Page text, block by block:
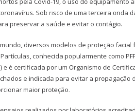
Sob risco de uma terceira onda
preservar a saúde e evitar o contágio.
diversos modelos de proteção
conhecida popularmente como
é certificada por um Organismo de
e indicada para evitar a propagação
maior proteção.